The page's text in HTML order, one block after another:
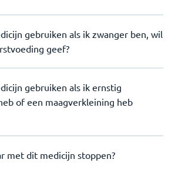
gebruiken als ik zwanger ben, wil
geef?
gebruiken als ik ernstig
of een maagverkleining heb
met dit medicijn stoppen?